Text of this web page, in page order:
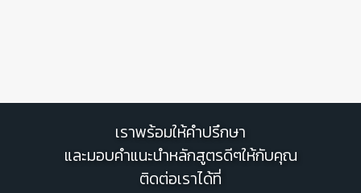
เราพร้อมให้คำปรึกษา
และมอบคำแนะนำหลักสูตรดีๆให้กับคุณ
ติดต่อเราได้ที่